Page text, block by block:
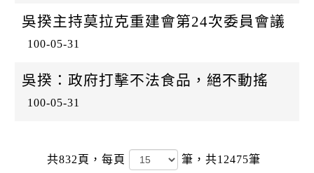
吳揆主持莫拉克重建會第24次委員會議
100-05-31
吳揆：政府打擊不法食品，絕不動搖
100-05-31
共832頁， 每頁 筆，共12475筆